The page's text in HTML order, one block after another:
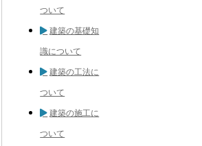
ついて
建築の基礎知
識について
建築の工法に
ついて
建築の施工に
ついて